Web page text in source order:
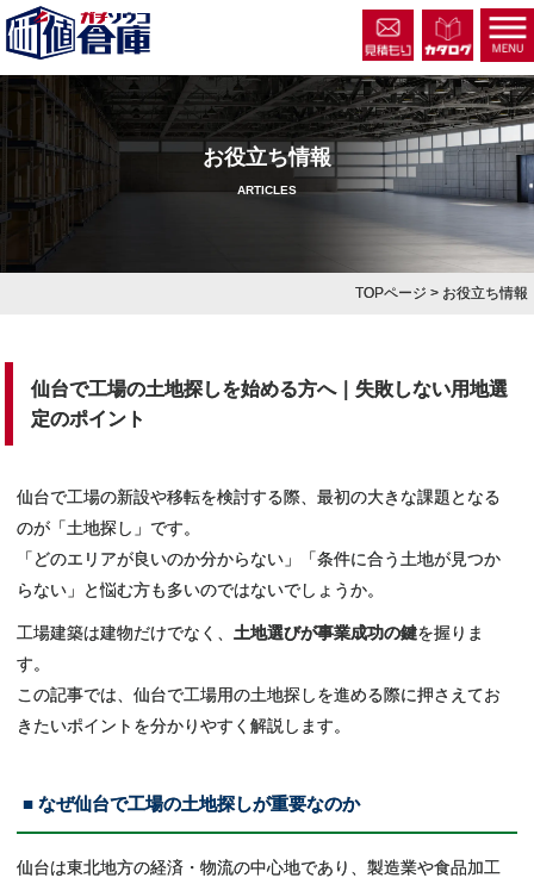
お役立ち情報
ARTICLES
TOPページ > お役立ち情報
仙台で工場の土地探しを始める方へ｜失敗しない用地選
定のポイント
仙台で工場の新設や移転を検討する際、最初の大きな課題となる
のが「土地探し」です。
「どのエリアが良いのか分からない」「条件に合う土地が見つか
らない」と悩む方も多いのではないでしょうか。
工場建築は建物だけでなく、 土地選びが事業成功の鍵を握りま
す。
この記事では、仙台で工場用の土地探しを進める際に押さえてお
きたいポイントを分かりやすく解説します。
■ なぜ仙台で工場の土地探しが重要なのか
仙台は東北地方の経済・物流の中心地であり、製造業や食品加工